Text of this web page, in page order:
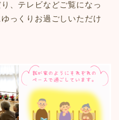
、テレビなどご覧になっ
っくりお過ごしいただけ